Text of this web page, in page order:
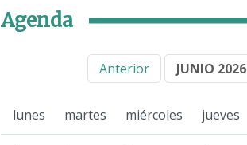
Agenda
Anterior JUNIO 2026
lunes martes miércoles jueves